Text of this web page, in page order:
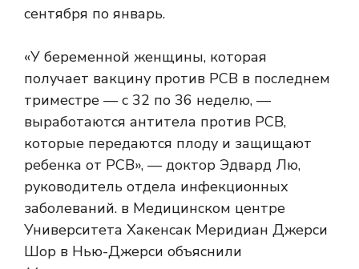
сентября по январь.
«У беременной женщины, которая
получает вакцину против РСВ в последнем
триместре — с 32 по 36 неделю, —
выработаются антитела против РСВ,
которые передаются плоду и защищают
ребенка от РСВ», — доктор Эдвард Лю,
руководитель отдела инфекционных
заболеваний. в Медицинском центре
Университета Хакенсак Меридиан Джерси
Шор в Нью-Джерси объяснили